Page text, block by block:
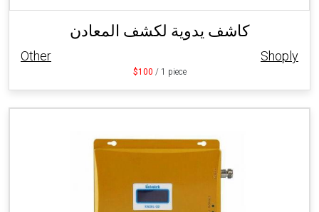
كاشف يدوية لكشف المعادن
Other Shoply
$100 / 1 piece